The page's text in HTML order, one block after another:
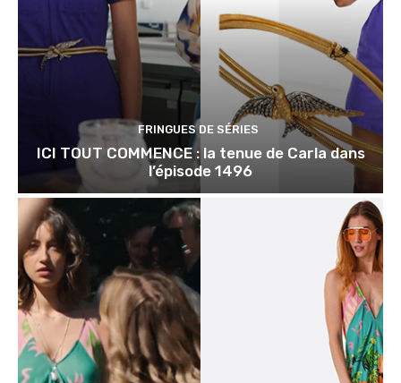
FRINGUES DE SÉRIES
ICI TOUT COMMENCE : la tenue de Carla dans
l’épisode 1496